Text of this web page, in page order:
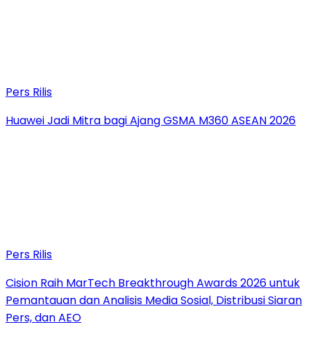
Pers Rilis
Huawei Jadi Mitra bagi Ajang GSMA M360 ASEAN 2026
Pers Rilis
Cision Raih MarTech Breakthrough Awards 2026 untuk
Pemantauan dan Analisis Media Sosial, Distribusi Siaran
Pers, dan AEO